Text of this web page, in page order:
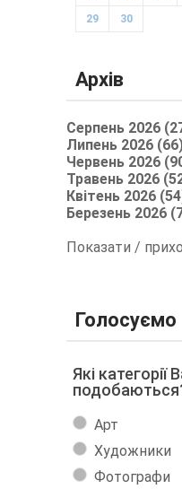
29 30
Архів
Серпень 2026
Липень 2026
Червень 2026
Травень 2026
Квітень 2026
Березень 2026
Показати /
Голосуємо
Які категорії
Арт
Художники
Фотографи